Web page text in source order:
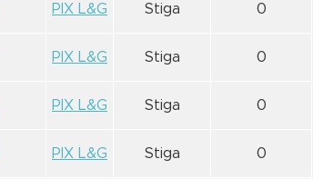
PIX L&G Stiga 0
PIX L&G Stiga 0
PIX L&G Stiga 0
PIX L&G Stiga 0